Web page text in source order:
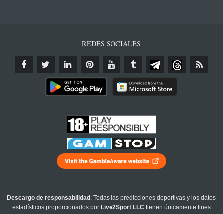
REDES SOCIALES
Descargo de responsabilidad : Todas las predicciones deportivas y los datos
estadísticos proporcionados por Live2Sport LLC tienen únicamente fines